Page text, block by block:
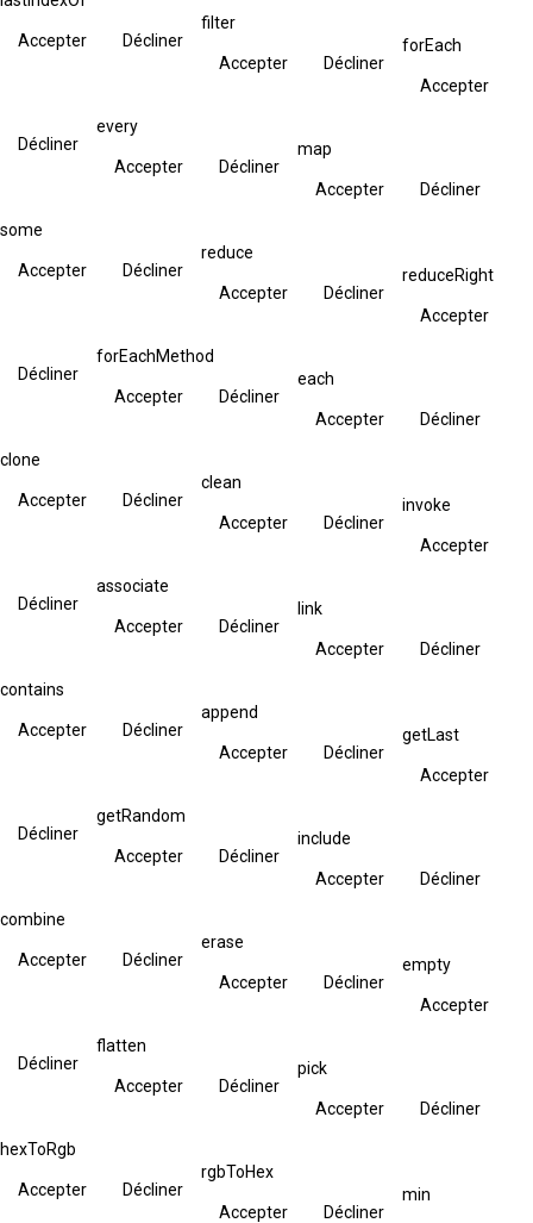
Accepter Décliner
filter
Accepter Décliner
forEach
Accepter
Décliner
every
Accepter Décliner
map
Accepter Décliner
some
Accepter Décliner
reduce
Accepter Décliner
reduceRight
Accepter
Décliner
forEachMethod
Accepter Décliner
each
Accepter Décliner
clone
Accepter Décliner
clean
Accepter Décliner
invoke
Accepter
Décliner
associate
Accepter Décliner
link
Accepter Décliner
contains
Accepter Décliner
append
Accepter Décliner
getLast
Accepter
Décliner
getRandom
Accepter Décliner
include
Accepter Décliner
combine
Accepter Décliner
erase
Accepter Décliner
empty
Accepter
Décliner
flatten
Accepter Décliner
pick
Accepter Décliner
hexToRgb
Accepter Décliner
rgbToHex
Accepter Décliner
min